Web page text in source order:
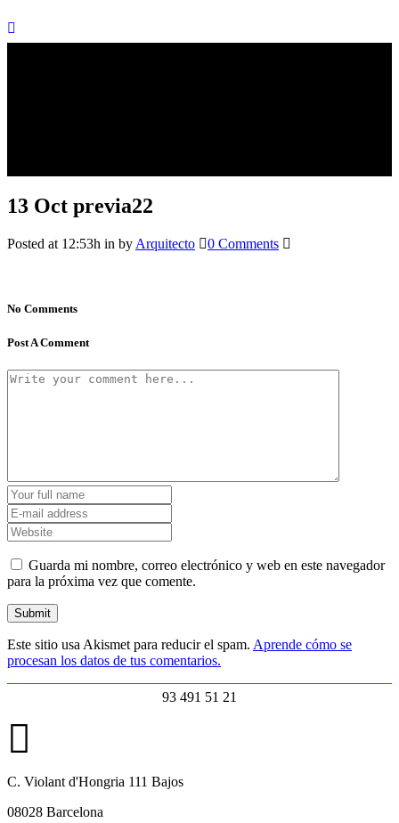
13 Oct previa22
Posted at 12:53h in by Arquitecto 0 Comments
No Comments
Post A Comment
Guarda mi nombre, correo electrónico y web en este navegador
para la próxima vez que comente.
Este sitio usa Akismet para reducir el spam. Aprende cómo se
procesan los datos de tus comentarios.
93 491 51 21
C. Violant d'Hongria 111 Bajos
08028 Barcelona